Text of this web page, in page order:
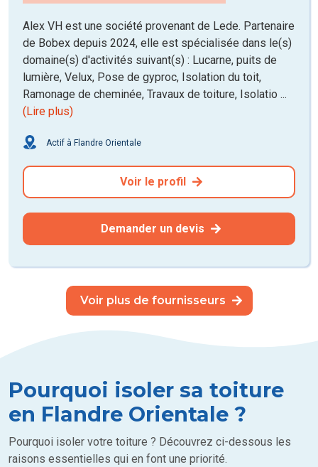
Alex VH est une société provenant de Lede. Partenaire
de Bobex depuis 2024, elle est spécialisée dans le(s)
domaine(s) d'activités suivant(s) : Lucarne, puits de
lumière, Velux, Pose de gyproc, Isolation du toit,
Ramonage de cheminée, Travaux de toiture, Isolatio ...
(Lire plus)
Actif à Flandre Orientale
Voir le profil
Demander un devis
Voir plus de fournisseurs
Pourquoi isoler sa toiture
en Flandre Orientale ?
Pourquoi isoler votre toiture ? Découvrez ci-dessous les
raisons essentielles qui en font une priorité.